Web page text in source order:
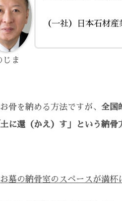
（一社）日本石材
じま
骨を納める方法ですが、 全国
に還（かえ）す」という納骨
お墓の納骨室のスペースが満杯